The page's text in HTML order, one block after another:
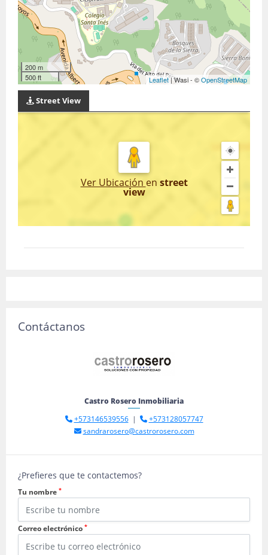
200 m
500 ft
Leaflet| Wasi - ©OpenStreetMap
Street View
Ver Ubicación en street
view
Contáctanos
Castro Rosero Inmobiliaria
+573146539556|
+573128057747
sandrarosero@castrorosero.com
¿Prefieres que te contactemos?
Tu nombre *
Correo electrónico *